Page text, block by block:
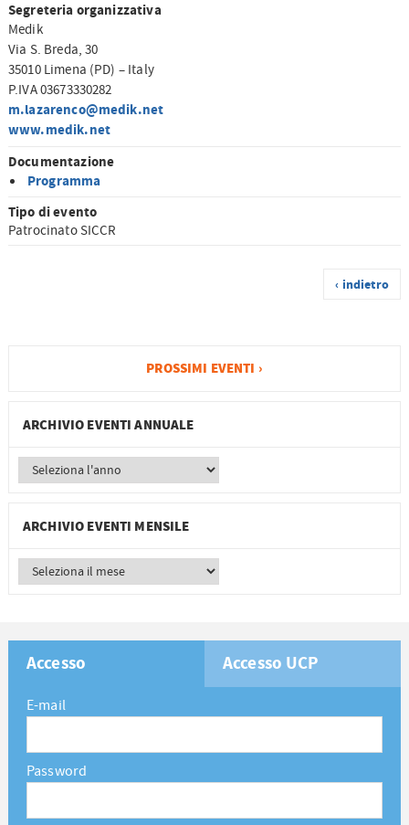
Segreteria organizzativa
Medik
Via S. Breda, 30
35010 Limena (PD) – Italy
P.IVA 03673330282
m.lazarenco@medik.net
www.medik.net
Documentazione
Programma
Tipo di evento
Patrocinato SICCR
‹ indietro
PROSSIMI EVENTI ›
ARCHIVIO EVENTI ANNUALE
ARCHIVIO EVENTI MENSILE
Accesso Accesso UCP
E-mail
Password